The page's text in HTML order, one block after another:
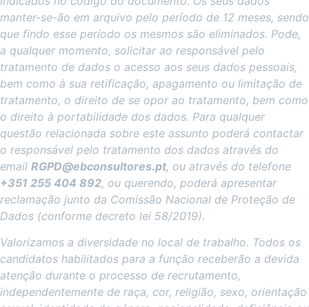
manter-se-ão em arquivo pelo período de 12 meses, sendo
que findo esse período os mesmos são eliminados. Pode,
a qualquer momento, solicitar ao responsável pelo
tratamento de dados o acesso aos seus dados pessoais,
bem como à sua retificação, apagamento ou limitação de
tratamento, o direito de se opor ao tratamento, bem como
o direito à portabilidade dos dados. Para qualquer
questão relacionada sobre este assunto poderá contactar
o responsável pelo tratamento dos dados através do
email RGPD@ebconsultores.pt, ou através do telefone
+351 255 404 892, ou querendo, poderá apresentar
reclamação junto da Comissão Nacional de Proteção de
Dados (conforme decreto lei 58/2019).
Valorizamos a diversidade no local de trabalho. Todos os
candidatos habilitados para a função receberão a devida
atenção durante o processo de recrutamento,
independentemente de raça, cor, religião, sexo, orientação